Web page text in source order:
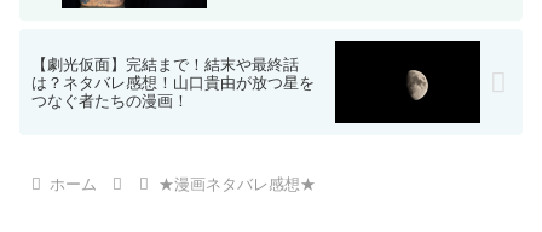
【劇光仮面】完結まで！結末や最終話
は？ネタバレ感想！山口貴由が放つ星を
つなぐ者たちの漫画！
ホーム ★漫画ネタバレ感想★